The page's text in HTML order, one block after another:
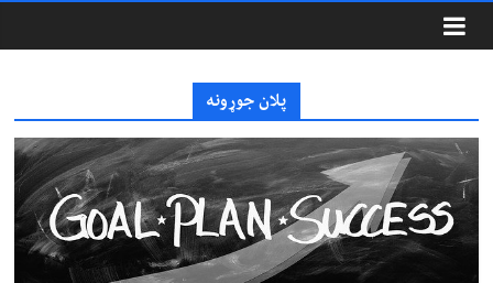
بریالیتوب
پلان جوړونه